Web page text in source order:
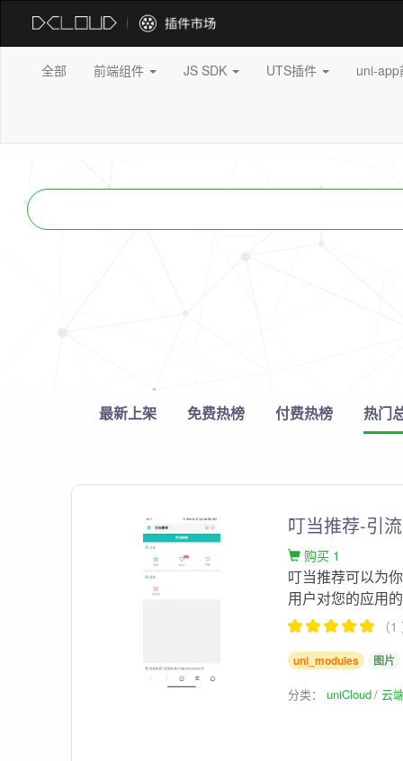
全部 前端组件 JS SDK UTS插件 uni-
最新上架 免费热榜 付费热榜 热门
叮当推荐-引
购买 1
叮当推荐可以为
用户对您的应用
（
uni_modules 图片
分类：uniCloud 云